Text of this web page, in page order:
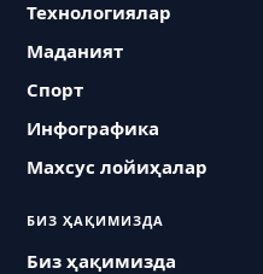
Технологиялар
Маданият
Спорт
Инфографика
Махсус лойиҳалар
БИЗ ҲАҚИМИЗДА
Биз ҳақимизда